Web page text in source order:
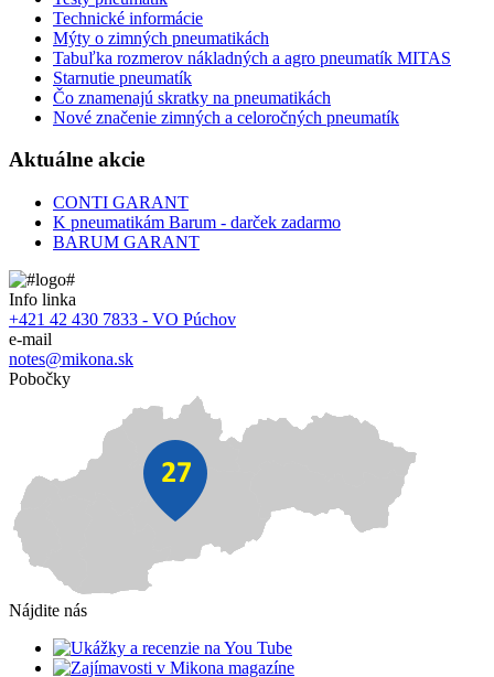
Technické informácie
Mýty o zimných pneumatikách
Tabuľka rozmerov nákladných a agro pneumatík MITAS
Starnutie pneumatík
Čo znamenajú skratky na pneumatikách
Nové značenie zimných a celoročných pneumatík
Aktuálne akcie
CONTI GARANT
K pneumatikám Barum - darček zadarmo
BARUM GARANT
Info linka
+421 42 430 7833 - VO Púchov
e-mail
notes@mikona.sk
Pobočky
Nájdite nás